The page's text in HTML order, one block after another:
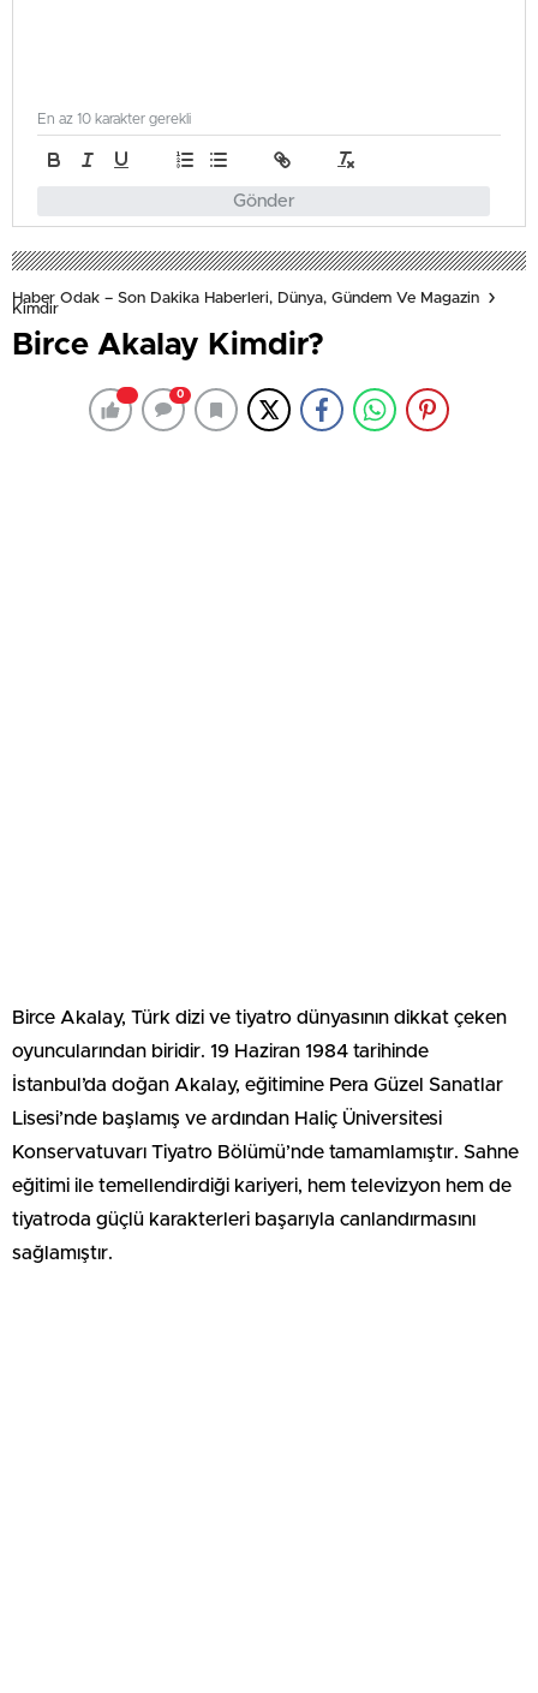
Gönder
En az 10 karakter gerekli
Haber Odak – Son Dakika Haberleri, Dünya, Gündem Ve Magazin
Kimdir
Birce Akalay Kimdir?
0
Birce Akalay, Türk dizi ve tiyatro dünyasının dikkat çeken
oyuncularından biridir. 19 Haziran 1984 tarihinde
İstanbul’da doğan Akalay, eğitimine Pera Güzel Sanatlar
Lisesi’nde başlamış ve ardından Haliç Üniversitesi
Konservatuvarı Tiyatro Bölümü’nde tamamlamıştır. Sahne
eğitimi ile temellendirdiği kariyeri, hem televizyon hem de
tiyatroda güçlü karakterleri başarıyla canlandırmasını
sağlamıştır.